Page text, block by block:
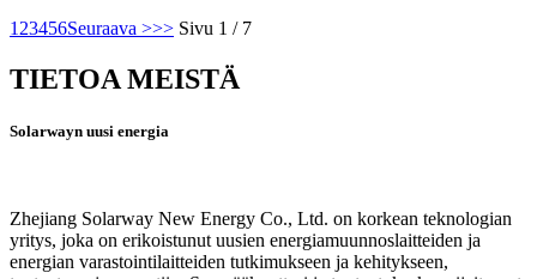
1 23456Seuraava >>> Sivu 1 / 7
TIETOA MEISTÄ
Solarwayn uusi energia
Zhejiang Solarway New Energy Co., Ltd. on korkean teknologian
yritys, joka on erikoistunut uusien energiamuunnoslaitteiden ja
energian varastointilaitteiden tutkimukseen ja kehitykseen,